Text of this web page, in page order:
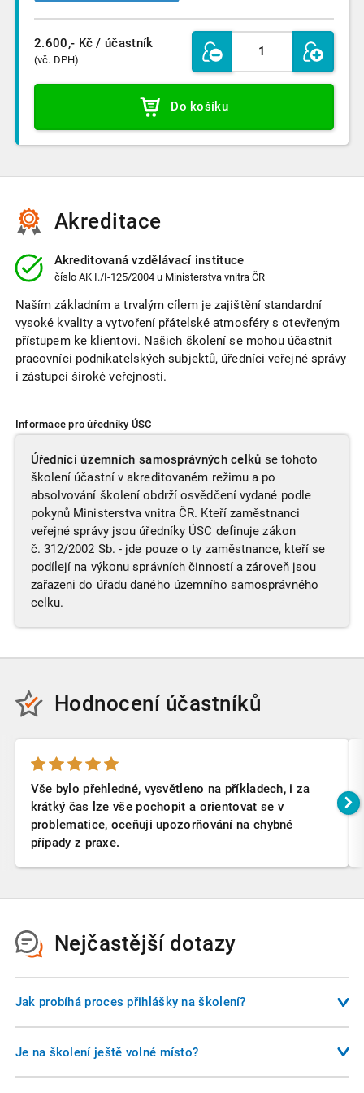
2.600,- Kč / účastník
(vč. DPH)
Do košíku
Akreditace
Akreditovaná vzdělávací instituce
číslo AK I./I-125/2004u Ministerstva vnitra ČR
Naším základním a trvalým cílem je zajištění standardní
vysoké kvality a vytvoření přátelské atmosféry s otevřeným
přístupem ke klientovi. Našich školení se mohou účastnit
pracovníci podnikatelských subjektů, úředníci veřejné správy
i zástupci široké veřejnosti.
Informace pro úředníky ÚSC
Úředníci územních samosprávných celků se tohoto
školení účastní v akreditovaném režimu a po
absolvování školení obdrží osvědčení vydané podle
pokynů Ministerstva vnitra ČR. Kteří zaměstnanci
veřejné správy jsou úředníky ÚSC definuje zákon
č. 312/2002 Sb. - jde pouze o ty zaměstnance, kteří se
podílejí na výkonu správních činností a zároveň jsou
zařazeni do úřadu daného územního samosprávného
celku.
Hodnocení účastníků
Vše bylo přehledné, vysvětleno na příkladech, i za
krátký čas lze vše pochopit a orientovat se v
problematice, oceňuji upozorňování na chybné
případy z praxe.
Nejčastější dotazy
Jak probíhá proces přihlášky na školení?
Pokud máte zájem o některé z nabízených školení,
nejsnadnější cestou, jak se přihlásit, je vyplnit objednávku
Je na školení ještě volné místo?
Na všech termínech, které jsou zveřejněny na našich